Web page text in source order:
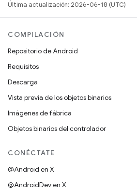
Última actualización: 2026-06-18 (UTC)
COMPILACIÓN
Repositorio de Android
Requisitos
Descarga
Vista previa de los objetos binarios
Imágenes de fábrica
Objetos binarios del controlador
CONÉCTATE
@Android en X
@AndroidDev en X